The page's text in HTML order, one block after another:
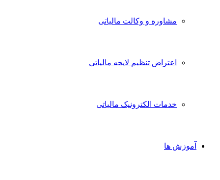
مشاوره و وکالت مالیاتی
اعتراض تنظیم لایحه مالیاتی
خدمات الکترونیک مالیاتی
آموزش ها